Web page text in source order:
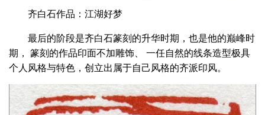
齐白石作品：江湖好梦
最后的阶段是齐白石篆刻的升华时期，也是他的巅峰时
期， 篆刻的作品印面不加雕饰、 一任自然的线条造型极具
个人风格与特色，创立出属于自己风格的齐派印风。